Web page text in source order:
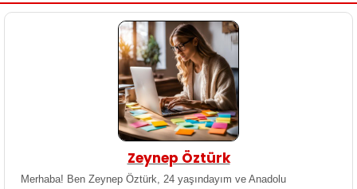
Zeynep Öztürk
Merhaba! Ben Zeynep Öztürk, 24 yaşındayım ve Anadolu